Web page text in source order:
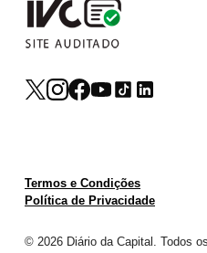
© 2026 Diário da Capital. Todos
Termos e Condições
Política de Privacidade